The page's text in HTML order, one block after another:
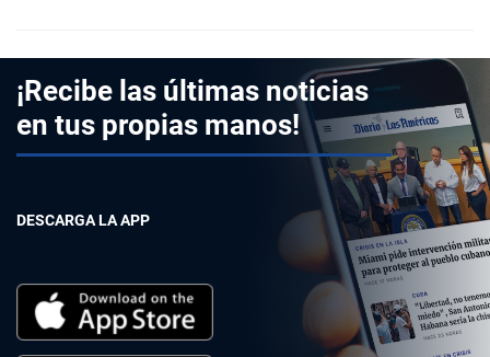
¡Recibe las últimas noticias
en tus propias manos!
DESCARGA LA APP